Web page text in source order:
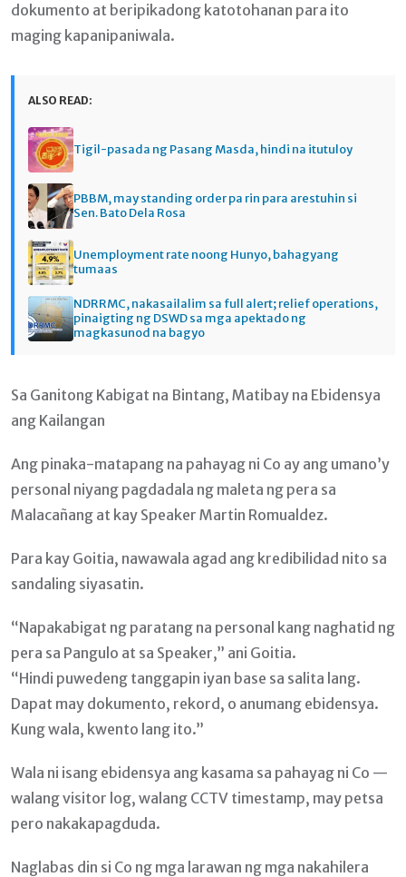
dokumento at beripikadong katotohanan para ito
maging kapanipaniwala.
ALSO READ:
Tigil-pasada ng Pasang Masda, hindi na itutuloy
PBBM, may standing order pa rin para arestuhin si
Sen. Bato Dela Rosa
Unemployment rate noong Hunyo, bahagyang
tumaas
NDRRMC, nakasailalim sa full alert; relief operations,
pinaigting ng DSWD sa mga apektado ng
magkasunod na bagyo
Sa Ganitong Kabigat na Bintang, Matibay na Ebidensya
ang Kailangan
Ang pinaka-matapang na pahayag ni Co ay ang umano’y
personal niyang pagdadala ng maleta ng pera sa
Malacañang at kay Speaker Martin Romualdez.
Para kay Goitia, nawawala agad ang kredibilidad nito sa
sandaling siyasatin.
“Napakabigat ng paratang na personal kang naghatid ng
pera sa Pangulo at sa Speaker,” ani Goitia.
“Hindi puwedeng tanggapin iyan base sa salita lang.
Dapat may dokumento, rekord, o anumang ebidensya.
Kung wala, kwento lang ito.”
Wala ni isang ebidensya ang kasama sa pahayag ni Co —
walang visitor log, walang CCTV timestamp, may petsa
pero nakakapagduda.
Naglabas din si Co ng mga larawan ng mga nakahilera